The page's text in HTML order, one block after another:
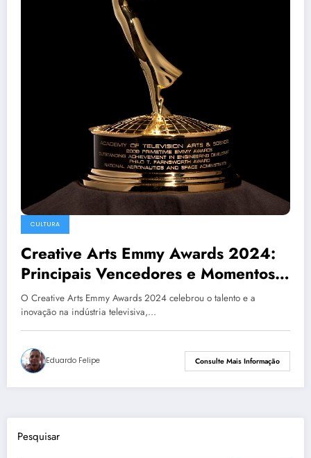
CULTURA
Creative Arts Emmy Awards 2024:
Principais Vencedores e Momentos
Imperdíveis
O Creative Arts Emmy Awards 2024 celebrou o talento e a
inovação na indústria televisiva,…
Eduardo Felipe Consulte Mais Informação
Pesquisar